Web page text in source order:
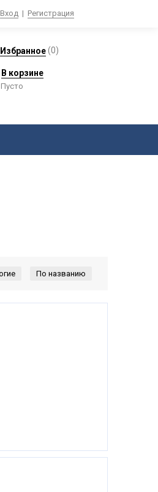
Вход | Регистрация
Избранное(0)
В корзине
Пусто